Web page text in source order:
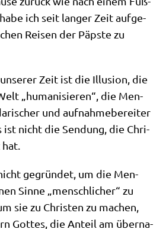
ich seit lan­ger Zeit auf­ge­
Rei­sen der Päp­ste zu
Zeit ist die Illu­si­on, die
„huma­ni­sie­ren“, die Men­
und auf­nah­me­be­rei­ter
ist nicht die Sen­dung, die Chri­
gegrün­det, um die Men­
Sin­ne „mensch­li­cher“ zu
sie zu Chri­sten zu machen,
Got­tes, die Anteil am über­na­